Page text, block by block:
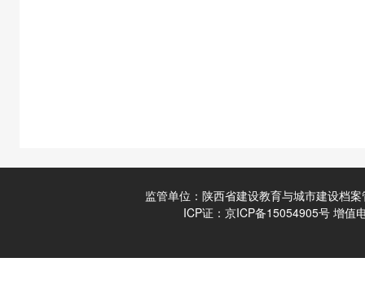
监管单位：陕西省建设教育与城市建设档
ICP证： 京ICP备15054905号增值